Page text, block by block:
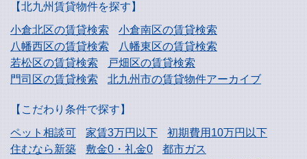
【北九州賃貸物件を探す】
小倉北区の賃貸検索
小倉南区の賃貸検索
八幡西区の賃貸検索
八幡東区の賃貸検索
若松区の賃貸検索
戸畑区の賃貸検索
門司区の賃貸検索
北九州市の賃貸物件アーカイブ
【こだわり条件で探す】
ペット相談可
家賃3万円以下
初期費用10万円以下
住むなら新築
敷金0・礼金0
都市ガス